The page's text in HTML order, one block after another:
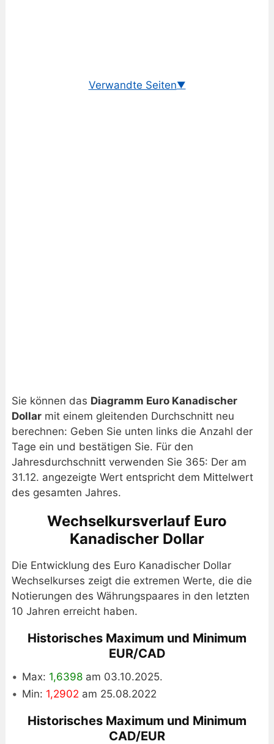
Verwandte Seiten▼
Sie können das Diagramm Euro Kanadischer
Dollarmit einem gleitenden Durchschnitt neu
berechnen: Geben Sie unten links die Anzahl der
Tage ein und bestätigen Sie. Für den
Jahresdurchschnitt verwenden Sie 365: Der am
31.12. angezeigte Wert entspricht dem Mittelwert
des gesamten Jahres.
Wechselkursverlauf Euro
Kanadischer Dollar
Die Entwicklung des Euro Kanadischer Dollar
Wechselkurses zeigt die extremen Werte, die die
Notierungen des Währungspaares in den letzten
10 Jahren erreicht haben.
Historisches Maximum und Minimum
EUR/CAD
Max: 1,6398am 03.10.2025.
Min: 1,2902 am 25.08.2022
Historisches Maximum und Minimum
CAD/EUR